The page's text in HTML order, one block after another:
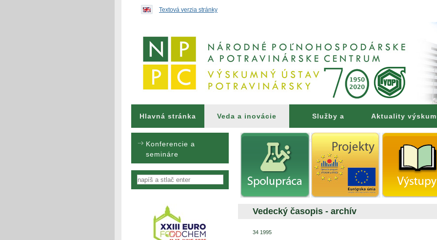
Textová verzia stránky
Hlavná stránka Veda a inovácie Služby a
poradenstvo
Aktuality
Konferencie a
semináre
Vyhľadávanie
Vedecký časopis - archív
34 1995